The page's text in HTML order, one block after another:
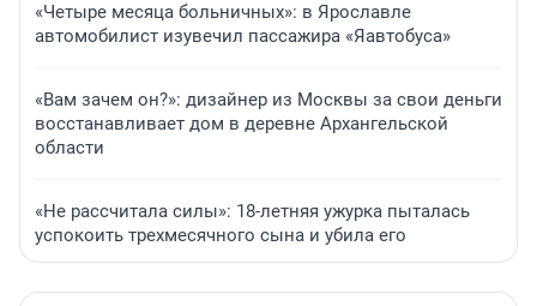
«Четыре месяца больничных»: в Ярославле
автомобилист изувечил пассажира «Яавтобуса»
«Вам зачем он?»: дизайнер из Москвы за свои деньги
восстанавливает дом в деревне Архангельской
области
«Не рассчитала силы»: 18-летняя ужурка пыталась
успокоить трехмесячного сына и убила его